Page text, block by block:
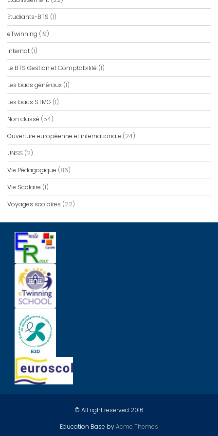
Etudiants-BTS (1)
eTwinning (19)
Internat (1)
Le BTS Gestion et Comptabilité (1)
Les bacs généraux (1)
Les bacs STMG (1)
Non classé (54)
Ouverture européenne et internationale (24)
UNSS (2)
Vie Pédagogique (86)
Vie Scolaire (1)
Voyages scolaires (22)
© All right reserved 2016
Education Base byAcme Themes